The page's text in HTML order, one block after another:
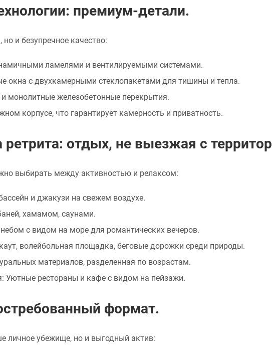
премиум-детали.
и безупречное качество:
ламелями и вентилируемыми системами.
окна с двухкамерными стеклопакетами для тишины и тепла.
монолитные железобетонные перекрытия.
корпусе, что гарантирует камерность и приватность.
ретрита: отдых, не выезжая с
выбирать между активностью и релаксом:
и джакузи на свежем воздухе.
хамамом, саунами.
с видом на море для романтических вечеров.
волейбольная площадка, беговые дорожки среди природы.
материалов, разделенная по возрастам.
Уютные рестораны и кафе с видом на пейзажи.
формат.
личное убежище, но и выгодный актив: